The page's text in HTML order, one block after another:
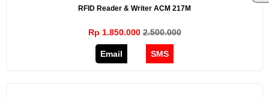
RFID Reader & Writer ACM 217M
Rp 1.850.0002.500.000
Email SMS